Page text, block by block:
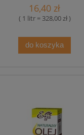
16,40 zł
( 1 litr = 328,00 zł )
do koszyka